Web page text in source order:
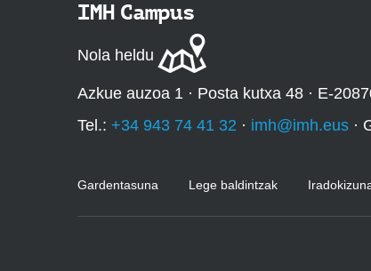
IMH Campus
Nola heldu
Azkue auzoa 1 · Posta kutxa 48 · E-
Tel.: +34 943 74 41 32 · imh@imh.eus ·
Gardentasuna Lege baldintzak